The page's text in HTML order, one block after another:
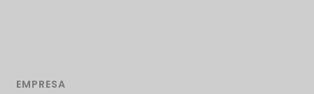
EMPRESA